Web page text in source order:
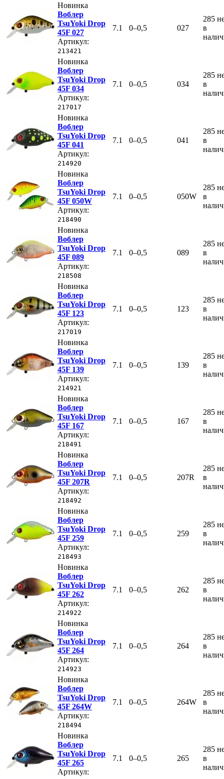
Новинка
Воблер
TsuYoki Drop
45F 027
Артикул:
213421
7.1 0–0,5 027
285
в
Новинка
Воблер
TsuYoki Drop
45F 034
Артикул:
217017
7.1 0–0,5 034
285
в
Новинка
Воблер
TsuYoki Drop
45F 041
Артикул:
214920
7.1 0–0,5 041
285
в
Новинка
Воблер
TsuYoki Drop
45F 050W
Артикул:
218490
7.1 0–0,5 050W
285
в
Новинка
Воблер
TsuYoki Drop
45F 089
Артикул:
218508
7.1 0–0,5 089
285
в
Новинка
Воблер
TsuYoki Drop
45F 123
Артикул:
217019
7.1 0–0,5 123
285
в
Новинка
Воблер
TsuYoki Drop
45F 139
Артикул:
214921
7.1 0–0,5 139
285
в
Новинка
Воблер
TsuYoki Drop
45F 167
Артикул:
218491
7.1 0–0,5 167
285
в
Новинка
Воблер
TsuYoki Drop
45F 207R
Артикул:
218492
7.1 0–0,5 207R
285
в
Новинка
Воблер
TsuYoki Drop
45F 259
Артикул:
218493
7.1 0–0,5 259
285
в
Новинка
Воблер
TsuYoki Drop
45F 262
Артикул:
214922
7.1 0–0,5 262
285
в
Новинка
Воблер
TsuYoki Drop
45F 264
Артикул:
214923
7.1 0–0,5 264
285
в
Новинка
Воблер
TsuYoki Drop
45F 264W
Артикул:
218494
7.1 0–0,5 264W
285
в
Новинка
Воблер
TsuYoki Drop
45F 265
Артикул:
7.1 0–0,5 265
285
в